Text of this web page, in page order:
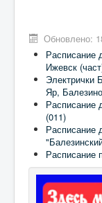
Обновлено:
Расписание
Ижевск
Электрички
Яр,
Расписание
(011)
Расписание
Расписание